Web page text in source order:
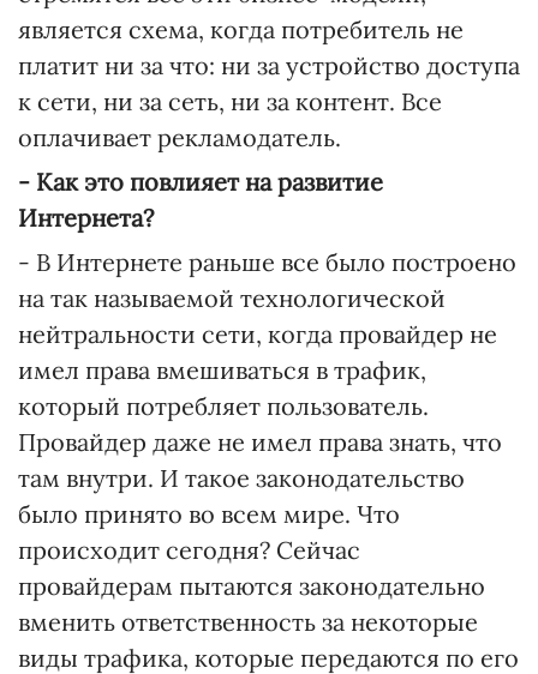
является схема, когда потребитель не
платит ни за что: ни за устройство доступа
к сети, ни за сеть, ни за контент. Все
оплачивает рекламодатель.
- Как это повлияет на развитие
Интернета?
- В Интернете раньше все было построено
на так называемой технологической
нейтральности сети, когда провайдер не
имел права вмешиваться в трафик,
который потребляет пользователь.
Провайдер даже не имел права знать, что
там внутри. И такое законодательство
было принято во всем мире. Что
происходит сегодня? Сейчас
провайдерам пытаются законодательно
вменить ответственность за некоторые
виды трафика, которые передаются по его